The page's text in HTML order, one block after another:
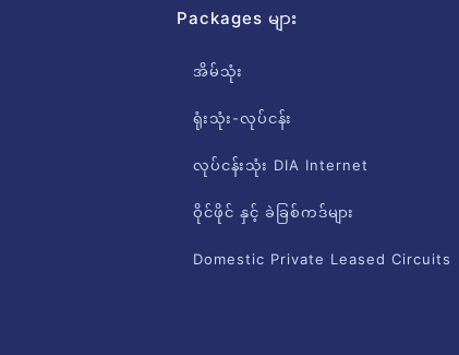
Packages များ
အိမ်သုံး
ရုံးသုံး-လုပ်ငန်း
လုပ်ငန်းသုံး DIA Internet
ဝိုင်ဖိုင် နှင့် ခဲခြစ်ကဒ်များ
Domestic Private Leased Circuits